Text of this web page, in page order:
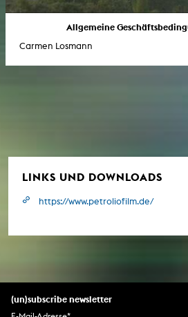
Allgemeine
Carmen Losmann
LINKS UND DOWNLOADS
https://www.petroliofilm.de/
(un)subscribe newsletter